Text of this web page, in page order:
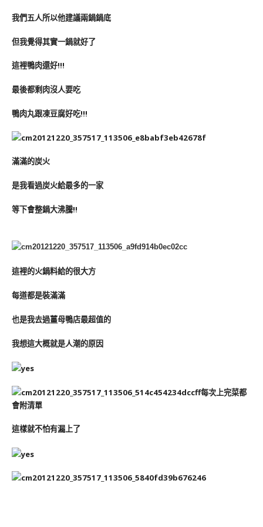
我們五人所以他建議兩鍋鍋底
但我覺得其實一鍋就好了
這裡鴨肉還好!!!
最後都剩肉沒人要吃
鴨肉丸跟凍豆腐好吃!!!
滿滿的炭火
是我看過炭火給最多的一家
等下會整鍋大沸騰!!
這裡的火鍋料給的很大方
每道都是裝滿滿
也是我去過薑母鴨店最超值的
我想這大概就是人潮的原因
每次上完菜都
會附清單
這樣就不怕有漏上了